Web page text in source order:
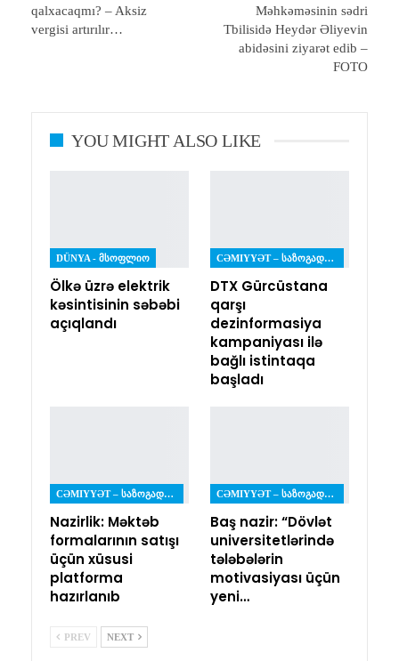
qalxacaqmı? – Aksiz
vergisi artırılır…
Məhkəməsinin sədri
Tbilisidə Heydər Əliyevin
abidəsini ziyarət edib –
FOTO
YOU MIGHT ALSO LIKE
DÜNYA - ᲛᲡᲝᲤᲚᲘᲝ
Ölkə üzrə elektrik
kəsintisinin səbəbi
açıqlandı
CƏMIYYƏT – ᲡᲐᲖᲝᲒᲐᲓᲝᲔᲑᲐ
DTX Gürcüstana
qarşı
dezinformasiya
kampaniyası ilə
bağlı istintaqa
başladı
CƏMIYYƏT – ᲡᲐᲖᲝᲒᲐᲓᲝᲔᲑᲐ
Nazirlik: Məktəb
formalarının satışı
üçün xüsusi
platforma
hazırlanıb
CƏMIYYƏT – ᲡᲐᲖᲝᲒᲐᲓᲝᲔᲑᲐ
Baş nazir: “Dövlət
universitetlərində
tələbələrin
motivasiyası üçün
yeni…
PREV NEXT